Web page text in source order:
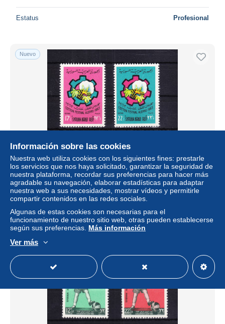
Estatus Profesional
Nuevo
Syrien 846-847 postfrisch Baumwollfest Aleppo, MNH
#RB566
± 2,20 US$
Nuevo
Información sobre las cookies
Nuestra web utiliza cookies con los siguientes fines: prestarle
los servicios que nos haya solicitado, garantizar la seguridad de
nuestra plataforma, recordar sus preferencias para hacer más
agradable su navegación, elaborar estadísticas para adaptar
nuestra web a sus necesidades, mostrar vídeos y permitirle
compartir contenidos en las redes sociales.
Algunas de estas cookies son necesarias para el
funcionamiento de nuestro sitio web, otras pueden establecerse
según sus preferencias. Más información
Ver más